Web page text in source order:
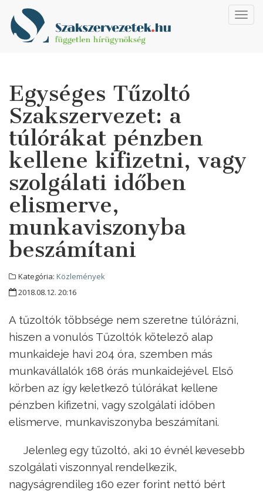
Egységes Tűzoltó
Szakszervezet: a
túlórákat pénzben
kellene kifizetni, vagy
szolgálati időben
elismerve,
munkaviszonyba
beszámítani
Kategória: Közlemények
2018.08.12. 20:16
A tűzoltók többsége nem szeretne túlórázni,
hiszen a vonulós Tűzoltók kötelező alap
munkaideje havi 204 óra, szemben más
munkavállalók 168 órás munkaidejével. Első
körben az így keletkező túlórákat kellene
pénzben kifizetni, vagy szolgálati időben
elismerve, munkaviszonyba beszámítani.
Jelenleg egy tűzoltó, aki 10 évnél kevesebb
szolgálati viszonnyal rendelkezik,
nagyságrendileg 160 ezer forint nettó bért